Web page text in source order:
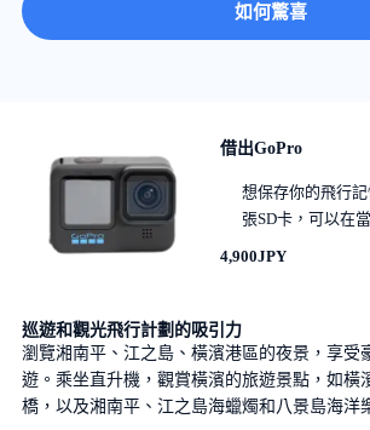
如何驚喜
借出GoPro
想保存你的飛行
張SD卡，可以在
4,900JPY
巡遊和觀光飛行計劃的吸引力
瀏覽湘南平、江之島、橫濱港區的夜景，享受
遊。乘坐直升機，觀賞橫濱的旅遊景點，如橫
橋，以及湘南平、江之島海蠟燭和八景島海洋